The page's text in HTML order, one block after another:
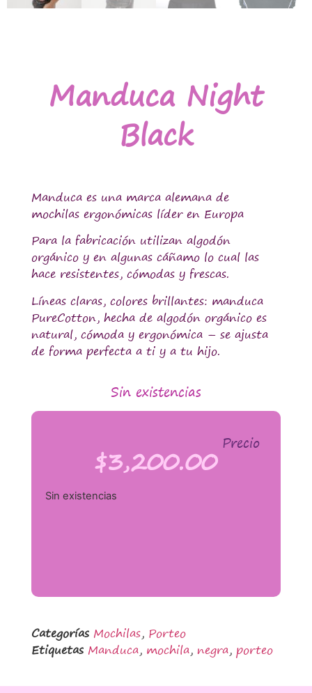
Manduca Night
Black
Manduca es una marca alemana de
mochilas ergonómicas líder en Europa
Para la fabricación utilizan algodón
orgánico y en algunas cáñamo lo cual las
hace resistentes, cómodas y frescas.
Líneas claras, colores brillantes: manduca
PureCotton, hecha de algodón orgánico es
natural, cómoda y ergonómica – se ajusta
de forma perfecta a ti y a tu hijo.
Sin existencias
Precio
$3,200.00
Sin existencias
Categorías Mochilas, Porteo
Etiquetas Manduca, mochila, negra, porteo